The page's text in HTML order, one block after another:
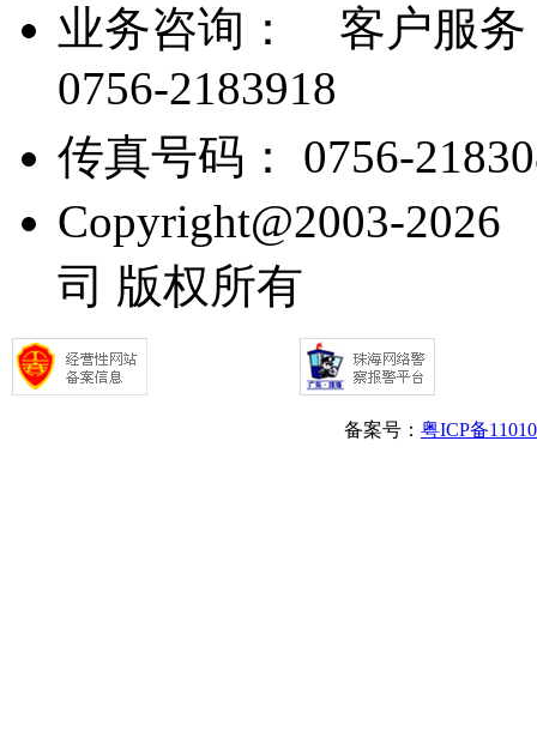
业务咨询：
客户服务
0756-2183918
传真号码： 0756-
Copyright@2003-
司 版权所有
备案号： 粤ICP备